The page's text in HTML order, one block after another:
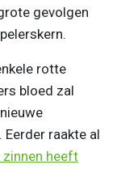
gevolgen
rotte
bloed zal
raakte al
heeft